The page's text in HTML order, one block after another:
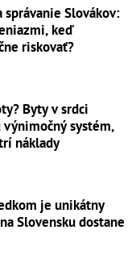
Slovákov:
keď
riskovať?
Byty v srdci
systém,
náklady
je unikátny
Slovensku dostane